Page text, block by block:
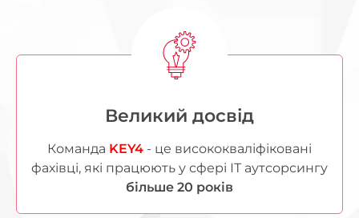
Великий досвід
Команда KEY4 - це висококваліфіковані
фахівці, які працюють у сфері ІТ аутсорсингу
більше 20 років